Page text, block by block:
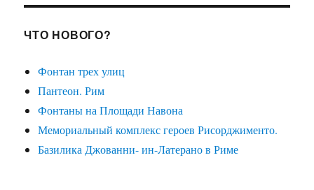
ЧТО НОВОГО?
Фонтан трех улиц
Пантеон. Рим
Фонтаны на Площади Навона
Мемориальный комплекс героев Рисорджименто.
Базилика Джованни- ин-Латерано в Риме